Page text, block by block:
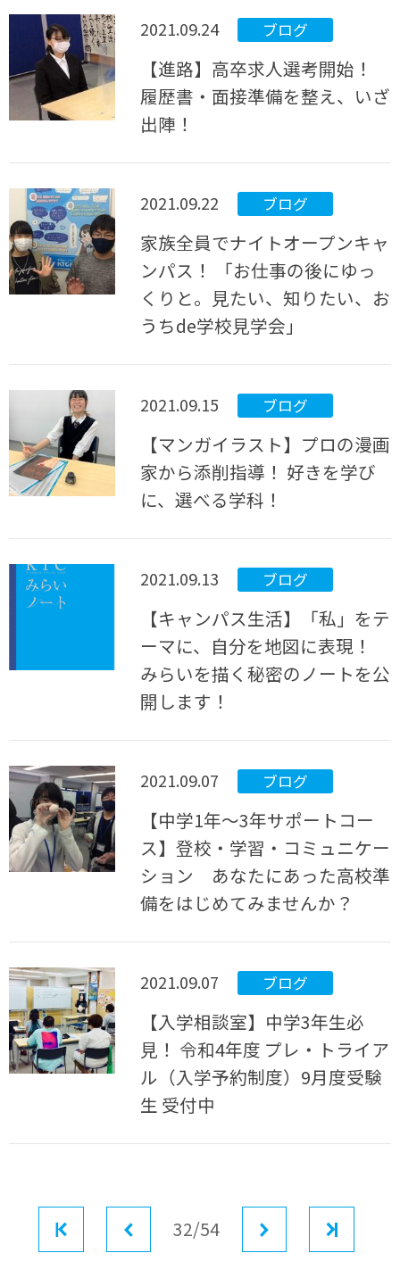
2021.09.24 ブログ
【進路】高卒求人選考開始！
履歴書・面接準備を整え、いざ
出陣！
2021.09.22 ブログ
家族全員でナイトオープンキャ
ンパス！ 「お仕事の後にゆっ
くりと。見たい、知りたい、お
うちde学校見学会」
2021.09.15 ブログ
【マンガイラスト】プロの漫画
家から添削指導！ 好きを学び
に、選べる学科！
2021.09.13 ブログ
【キャンパス生活】「私」をテ
ーマに、自分を地図に表現！
みらいを描く秘密のノートを公
開します！
2021.09.07 ブログ
【中学1年～3年サポートコー
ス】登校・学習・コミュニケー
ション あなたにあった高校準
備をはじめてみませんか？
2021.09.07 ブログ
【入学相談室】中学3年生必
見！ 令和4年度 プレ・トライア
ル（入学予約制度）9月度受験
生 受付中
前へ32/54